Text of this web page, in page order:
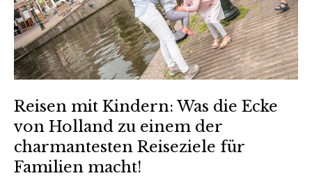
Reisen mit Kindern: Was die Ecke
von Holland zu einem der
charmantesten Reiseziele für
Familien macht!